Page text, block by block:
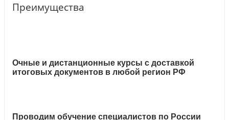
Преимущества
Очные и дистанционные курсы с доставкой
итоговых документов в любой регион РФ
Проводим обучение специалистов по России